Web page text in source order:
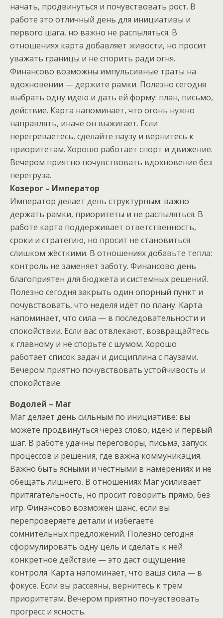
начать, продвинуться и почувствовать рост. В
работе это отличный день для инициативы и
первого шага, но важно не распыляться. В
отношениях карта добавляет живости, но просит
уважать границы и не спорить ради огня.
Финансово возможны импульсивные траты на
вдохновении — держите рамки. Полезно сегодня
выбрать одну идею и дать ей форму: план, письмо,
действие. Карта напоминает, что огонь нужно
направлять, иначе он выжигает. Если
перегреваетесь, сделайте паузу и вернитесь к
приоритетам. Хорошо работает спорт и движение.
Вечером приятно почувствовать вдохновение без
перегруза.
Козерог – Император
Император делает день структурным: важно
держать рамки, приоритеты и не распыляться. В
работе карта поддерживает ответственность,
сроки и стратегию, но просит не становиться
слишком жёсткими. В отношениях добавьте тепла:
контроль не заменяет заботу. Финансово день
благоприятен для бюджета и системных решений.
Полезно сегодня закрыть один опорный пункт и
почувствовать, что неделя идёт по плану. Карта
напоминает, что сила — в последовательности и
спокойствии. Если вас отвлекают, возвращайтесь
к главному и не спорьте с шумом. Хорошо
работает список задач и дисциплина с паузами.
Вечером приятно почувствовать устойчивость и
спокойствие.
Водолей – Маг
Маг делает день сильным по инициативе: вы
можете продвинуться через слово, идею и первый
шаг. В работе удачны переговоры, письма, запуск
процессов и решения, где важна коммуникация.
Важно быть ясными и честными в намерениях и не
обещать лишнего. В отношениях Маг усиливает
притягательность, но просит говорить прямо, без
игр. Финансово возможен шанс, если вы
перепроверяете детали и избегаете
сомнительных предложений. Полезно сегодня
сформулировать одну цель и сделать к ней
конкретное действие — это даст ощущение
контроля. Карта напоминает, что ваша сила — в
фокусе. Если вы рассеяны, вернитесь к трём
приоритетам. Вечером приятно почувствовать
прогресс и ясность.